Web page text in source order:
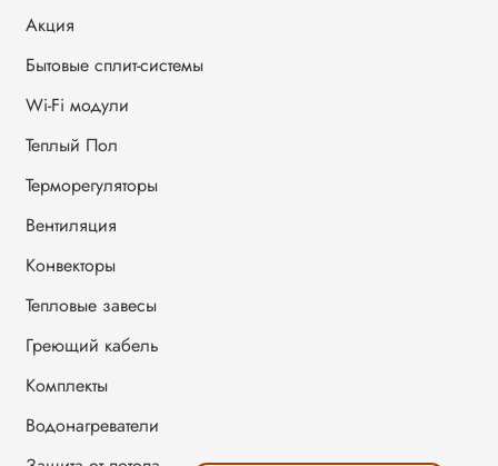
Акция
Бытовые сплит-системы
Wi-Fi модули
Теплый Пол
Терморегуляторы
Вентиляция
Конвекторы
Тепловые завесы
Греющий кабель
Комплекты
Водонагреватели